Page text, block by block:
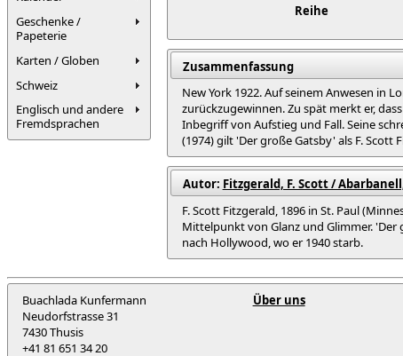
Geschenke /
Papeterie
Karten / Globen
Schweiz
Englisch und andere
Fremdsprachen
Reihe
Zusammenfassung
New York 1922. Auf seinem Anwesen in
zurückzugewinnen. Zu spät merkt er,
Inbegriff von Aufstieg und Fall. Seine
(1974) gilt 'Der große Gatsby' als F.
Autor: Fitzgerald, F. Scott /
F. Scott Fitzgerald, 1896 in St. Paul
Mittelpunkt von Glanz und Glimmer. 'Der
nach Hollywood, wo er 1940 starb.
Buachlada Kunfermann
Neudorfstrasse 31
7430 Thusis
+41 81 651 34 20
Über uns